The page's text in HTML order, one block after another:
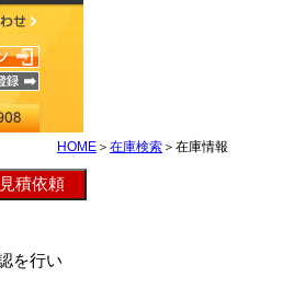
HOME ＞ 在庫検索 ＞在庫情報
を行い